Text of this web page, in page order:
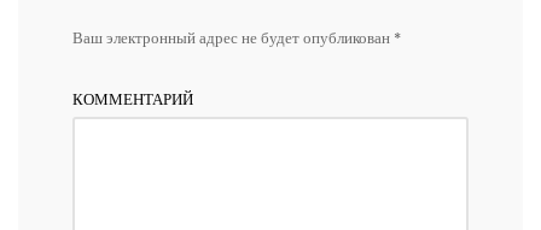
Ваш электронный адрес не будет опубликован *
КОММЕНТАРИЙ